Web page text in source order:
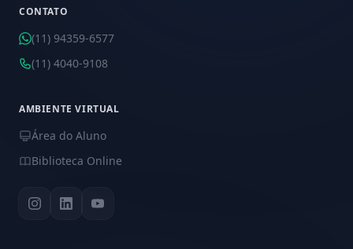
CONTATO
(11) 94359-6577
(11) 4040-9108
AMBIENTE VIRTUAL
Área do Aluno
Biblioteca Online